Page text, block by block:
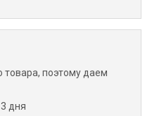
товара, поэтому даем
дня